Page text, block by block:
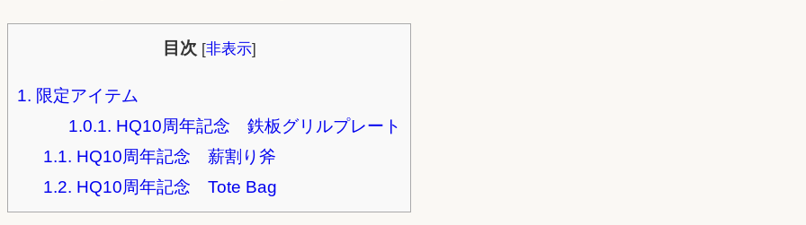
目次 [非表示]
1. 限定アイテム
1.0.1. HQ10周年記念 鉄板グリルプレート
1.1. HQ10周年記念 薪割り斧
1.2. HQ10周年記念 Tote Bag